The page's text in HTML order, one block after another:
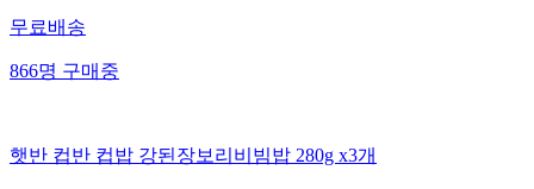
무료배송
866명 구매중
햇반 컵반 컵밥 강된장보리비빔밥 280g x3개